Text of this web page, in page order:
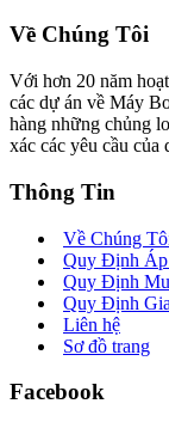
Về Chúng Tôi
Với hơn 20 năm
các dự án về Máy
hàng những chủng
xác các yêu cầu của
Thông Tin
Về Chúng
Quy Định
Quy Định
Quy Định
Liên hệ
Sơ đồ trang
Facebook